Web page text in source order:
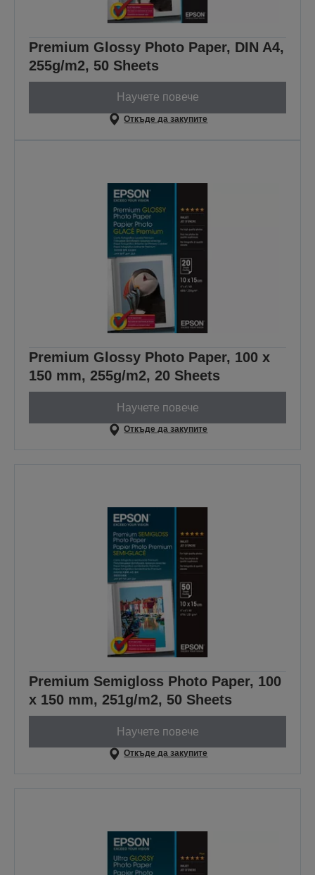
Premium Glossy Photo Paper, DIN A4,
255g/m2, 50 Sheets
Научете повече
Откъде да закупите
Premium Glossy Photo Paper, 100 x
150 mm, 255g/m2, 20 Sheets
Научете повече
Откъде да закупите
Premium Semigloss Photo Paper, 100
x 150 mm, 251g/m2, 50 Sheets
Научете повече
Откъде да закупите